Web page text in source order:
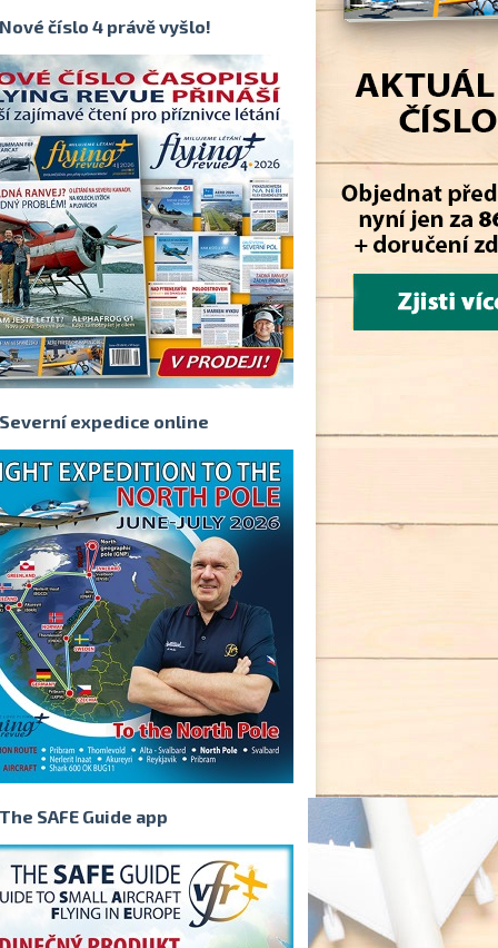
Nové číslo 4 právě vyšlo!
Severní expedice online
The SAFE Guide app